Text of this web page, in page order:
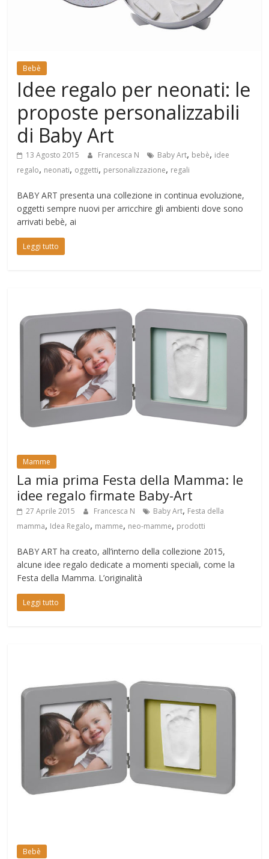
Bebè
Idee regalo per neonati: le
proposte personalizzabili
di Baby Art
13 Agosto 2015 Francesca N Baby Art, bebè, idee
regalo, neonati, oggetti, personalizzazione, regali
BABY ART presenta una collezione in continua evoluzione,
oggetti sempre nuovi per arricchire gli ambienti dove sono
arrivati bebè, ai
Leggi tutto
Mamme
La mia prima Festa della Mamma: le
idee regalo firmate Baby-Art
27 Aprile 2015 Francesca N Baby Art, Festa della
mamma, Idea Regalo, mamme, neo-mamme, prodotti
BABY ART ha creato, all’interno della collezione 2015,
alcune idee regalo dedicate a momenti speciali, come la
Festa della Mamma. L’originalità
Leggi tutto
Bebè